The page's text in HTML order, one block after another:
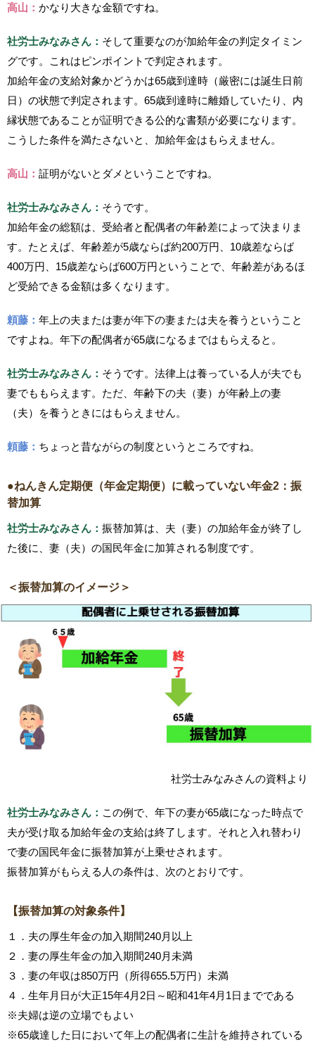
高山： かなり大きな金額ですね。
社労士みなみさん： そして重要なのが加給年金の判定タイミン
グです。これはピンポイントで判定されます。
加給年金の支給対象かどうかは65歳到達時（厳密には誕生日前
日）の状態で判定されます。65歳到達時に離婚していたり、内
縁状態であることが証明できる公的な書類が必要になります。
こうした条件を満たさないと、加給年金はもらえません。
高山： 証明がないとダメということですね。
社労士みなみさん： そうです。
加給年金の総額は、受給者と配偶者の年齢差によって決まりま
す。たとえば、年齢差が5歳ならば約200万円、10歳差ならば
400万円、15歳差ならば600万円ということで、年齢差があるほ
ど受給できる金額は多くなります。
頼藤： 年上の夫または妻が年下の妻または夫を養うということ
ですよね。年下の配偶者が65歳になるまではもらえると。
社労士みなみさん： そうです。法律上は養っている人が夫でも
妻でももらえます。ただ、年齢下の夫（妻）が年齢上の妻
（夫）を養うときにはもらえません。
頼藤： ちょっと昔ながらの制度というところですね。
●ねんきん定期便（年金定期便）に載っていない年金2：振
替加算
社労士みなみさん： 振替加算は、夫（妻）の加給年金が終了し
た後に、妻（夫）の国民年金に加算される制度です。
＜振替加算のイメージ＞
社労士みなみさんの資料より
社労士みなみさん： この例で、年下の妻が65歳になった時点で
夫が受け取る加給年金の支給は終了します。それと入れ替わり
で妻の国民年金に振替加算が上乗せされます。
振替加算がもらえる人の条件は、次のとおりです。
【振替加算の対象条件】
１．夫の厚生年金の加入期間240月以上
２．妻の厚生年金の加入期間240月未満
３．妻の年収は850万円（所得655.5万円）未満
４．生年月日が大正15年4月2日～昭和41年4月1日までである
※夫婦は逆の立場でもよい
※65歳達した日において年上の配偶者に生計を維持されている